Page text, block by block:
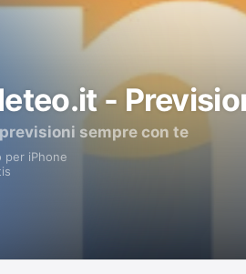
-
sempre con te
per iPhone